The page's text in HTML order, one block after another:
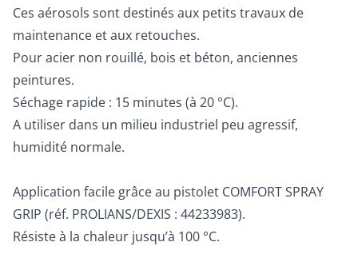
Ces aérosols sont destinés aux petits travaux de
maintenance et aux retouches.
Pour acier non rouillé, bois et béton, anciennes
peintures.
Séchage rapide : 15 minutes (à 20 °C).
A utiliser dans un milieu industriel peu agressif,
humidité normale.
Application facile grâce au pistolet COMFORT SPRAY
GRIP (réf. PROLIANS/DEXIS : 44233983).
Résiste à la chaleur jusqu’à 100 °C.